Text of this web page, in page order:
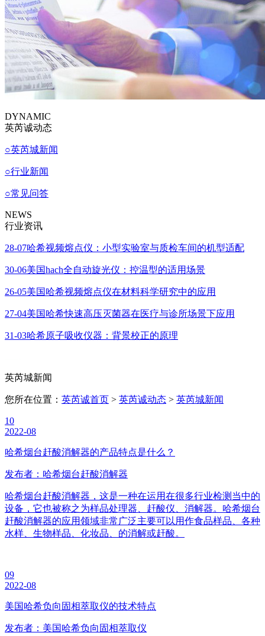
DYNAMIC
英芮诚动态
○英芮城新闻
○行业新闻
○常见问答
NEWS
行业资讯
28-07哈希视频熔点仪：小型实验室与质检车间的机型适配
30-06美国hach全自动旋光仪：控温型的适用场景
26-05美国哈希视频熔点仪在材料科学研究中的应用
27-04美国哈希快速高压灭菌器在医疗与诊所场景下应用
31-03哈希原子吸收仪器：背景校正的原理
英芮城新闻
您所在位置： 英芮诚首页 > 英芮诚动态 > 英芮城新闻
10
2022-08
哈希烟台赶酸消解器的产品特点是什么？
发布者：哈希烟台赶酸消解器
哈希烟台赶酸消解器，这是一种在运用在很多行业检测当中的
设备，它也被称之为样品处理器、赶酸仪、消解器。哈希烟台
赶酸消解器的应用领域非常广泛主要可以用作食品样品、各种
水样、生物样品、化妆品、的消解或赶酸。
09
2022-08
美国哈希负向固相萃取仪的技术特点
发布者：美国哈希负向固相萃取仪